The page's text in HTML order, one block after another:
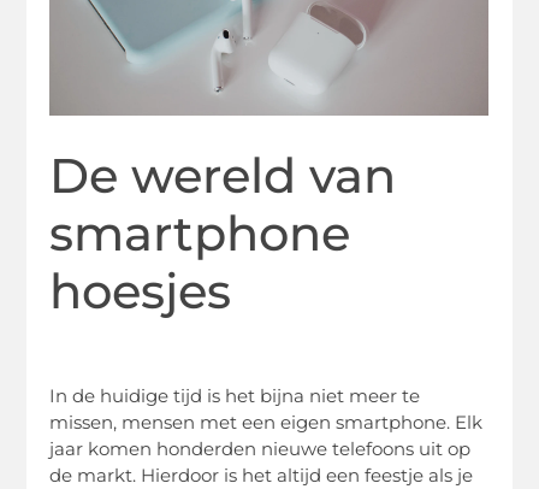
De wereld van
smartphone
hoesjes
In de huidige tijd is het bijna niet meer te
missen, mensen met een eigen smartphone. Elk
jaar komen honderden nieuwe telefoons uit op
de markt. Hierdoor is het altijd een feestje als je